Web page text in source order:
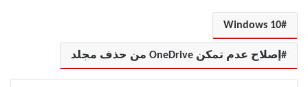
Windows 10
إصلاح عدم تمكن OneDrive من حذف مجلد